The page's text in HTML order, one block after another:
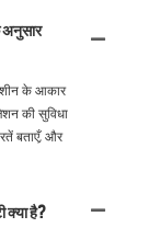
अनुसार
के आकार
की सुविधा
बताएँ, और
क्या है?